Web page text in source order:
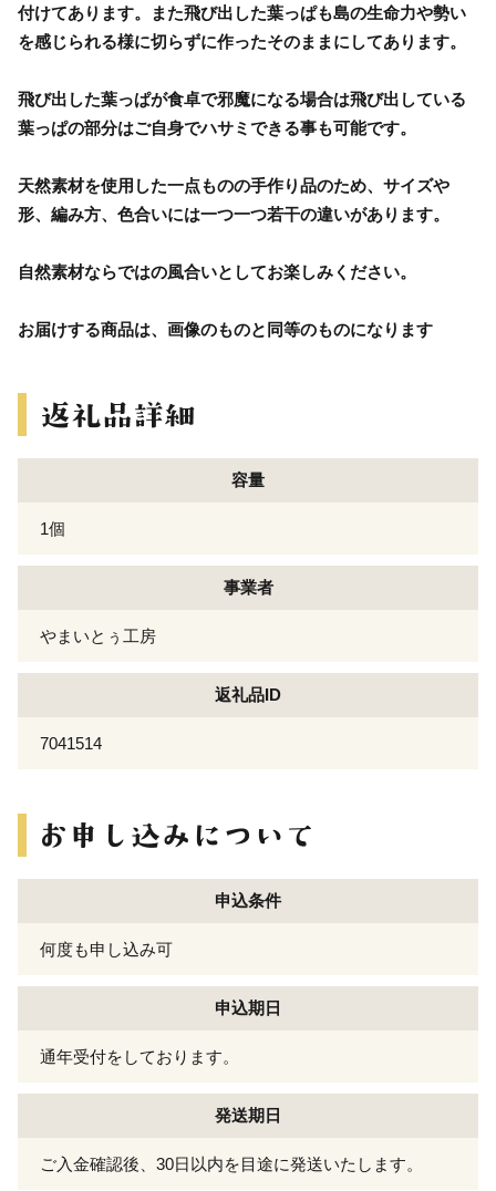
付けてあります。また飛び出した葉っぱも島の生命力や勢い
を感じられる様に切らずに作ったそのままにしてあります。
飛び出した葉っぱが食卓で邪魔になる場合は飛び出している
葉っぱの部分はご自身でハサミできる事も可能です。
天然素材を使用した一点ものの手作り品のため、サイズや
形、編み方、色合いには一つ一つ若干の違いがあります。
自然素材ならではの風合いとしてお楽しみください。
お届けする商品は、画像のものと同等のものになります
容量
1個
事業者
やまいとぅ工房
返礼品ID
7041514
申込条件
何度も申し込み可
申込期日
通年受付をしております。
発送期日
ご入金確認後、30日以内を目途に発送いたします。